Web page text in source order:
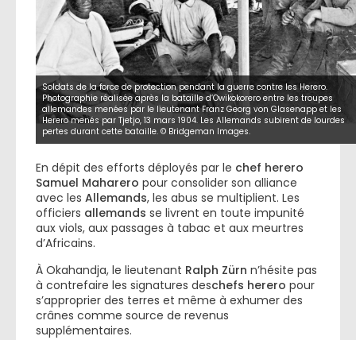
Soldats de la force de protection pendant la guerre contre les Herero.
Photographie réalisée après la bataille d’Owikokorero entre les troupes
allemandes menées par le lieutenant Franz Georg von Glasenapp et les
Herero menés par Tjetjo, 13 mars 1904. Les Allemands subirent de lourdes
pertes durant cette bataille. © Bridgeman Images.
En dépit des efforts déployés par le chef herero
Samuel Maharero pour consolider son alliance
avec les Allemands, les abus se multiplient. Les
officiers allemands se livrent en toute impunité
aux viols, aux passages à tabac et aux meurtres
d’Africains.
À Okahandja, le lieutenant Ralph Zürn n’hésite pas
à contrefaire les signatures deschefs herero pour
s’approprier des terres et même à exhumer des
crânes comme source de revenus
supplémentaires.